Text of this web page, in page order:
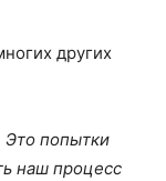
других
Это попытки
наш процесс